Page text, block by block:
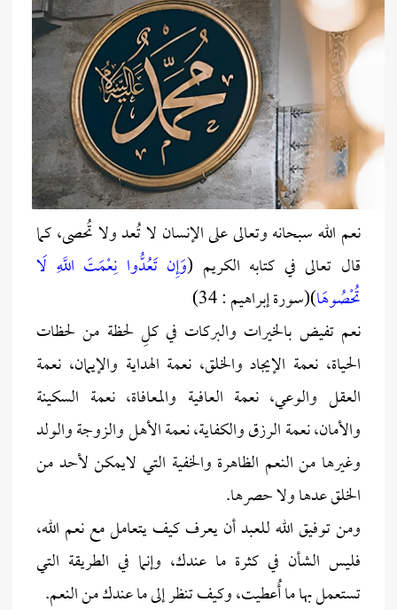
نعم الله سبحانه وتعالى على الإنسان لا تُعد ولا تُحصى، كما
قال تعالى في كتابه الكريم (وَإِن تَعُدُّوا نِعْمَتَ اللَّهِ لَا
تُحْصُوهَا)(سورة إبراهيم : 34)
نعم تفيض بالخيرات والبركات في كلِ لحظة من لحظات
الحياة، نعمة الإيجاد والخلق، نعمة الهداية والإيمان، نعمة
العقل والوعي، نعمة العافية والمعافاة، نعمة السكينة
والأمان، نعمة الرزق والكفاية، نعمة الأهل والزوجة والولد
وغيرها من النعم الظاهرة والخفية التي لايمكن لأحد من
الخلق عدها ولا حصرها.
ومن توفيق الله للعبد أن يعرف كيف يتعامل مع نعم الله،
فليس الشأن في كثرة ما عندك، وإنما في الطريقة التي
تستعمل بها ما أُعطيت، وكيف تنظر إلى ما عندك من النعم.